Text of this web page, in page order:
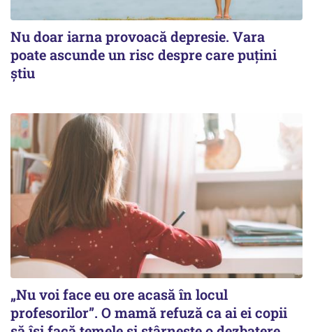
Nu doar iarna provoacă depresie. Vara
poate ascunde un risc despre care puțini
știu
„Nu voi face eu ore acasă în locul
profesorilor”. O mamă refuză ca ai ei copii